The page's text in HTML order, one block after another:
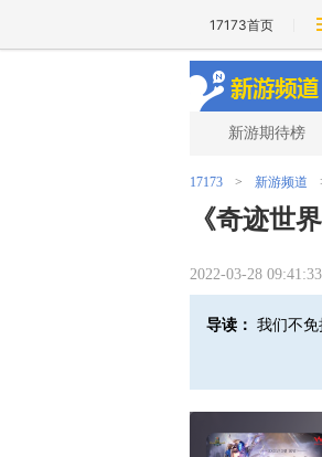
17173首页
新游期待榜
17173 > 新游频道
《奇迹世
2022-03-28 09:41:33
导读： 我们不免